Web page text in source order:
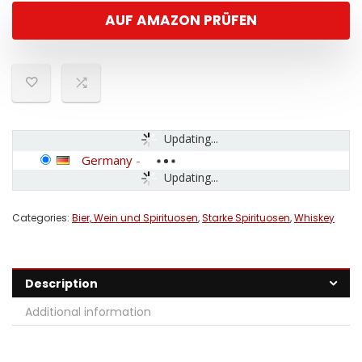
AUF AMAZON PRÜFEN
Updating...
Updating...
Germany -
Categories: Bier, Wein und Spirituosen,Starke Spirituosen,Whiskey
Description
Additional information